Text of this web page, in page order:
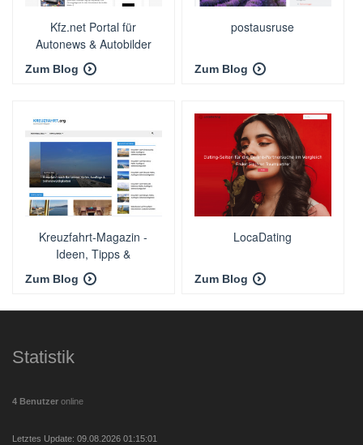
Kfz.net Portal für
Autonews & Autobilder
Zum Blog
postausruse
Zum Blog
Kreuzfahrt-Magazin -
Ideen, Tipps &
Impressionen rund um
Kreuzfahrten
Zum Blog
LocaDating
Zum Blog
Statistik
4 Benutzer online
Letztes Update: 09.08.2026 01:15:01